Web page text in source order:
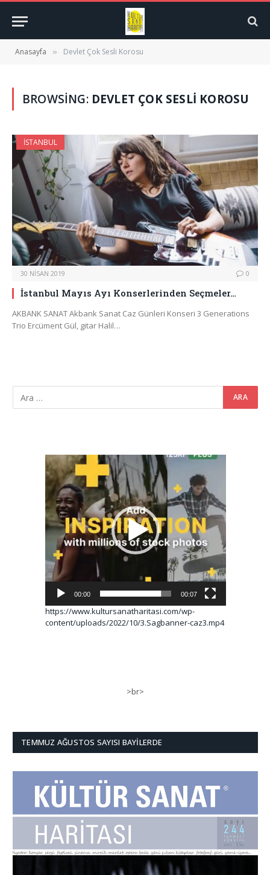
Anasayfa » Devlet Çok Sesli Korosu
BROWSING: DEVLET ÇOK SESLI KOROSU
İSTANBUL
30 NISAN 2019 0
İstanbul Mayıs Ayı Konserlerinden Seçmeler…
AKBANK SANAT Akbank Sanat Caz Günleri Konseri 3 Generations
Trio Ercüment Gül, gitar Halil…
Video
oynatıcı
00:00 00:07
https://www.kultursanatharitasi.com/wp-
content/uploads/2022/10/3.Sagbanner-caz3.mp4
>br>
TEMMUZ AĞUSTOS SAYISI BAYILERDE